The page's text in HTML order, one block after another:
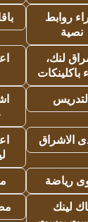
روابط
نصية
لنك،
باكلينكات
الاشراق
رياضة
لينك